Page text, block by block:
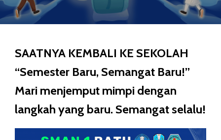
SAATNYA KEMBALI KE SEKOLAH
“Semester Baru, Semangat Baru!”
Mari menjemput mimpi dengan
langkah yang baru. Semangat selalu!